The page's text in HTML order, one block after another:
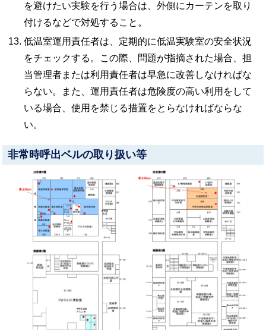
を避けたい実験を行う場合は、外側にカーテンを取り
付けるなどで対処すること。
低温室運用責任者は、定期的に低温実験室の安全状況
をチェックする。この際、問題が指摘された場合、担
当管理者または利用責任者は早急に改善しなければな
らない。また、運用責任者は危険度の高い利用をして
いる場合、使用を禁じる措置をとらなければならな
い。
非常時呼出ベルの取り扱い等